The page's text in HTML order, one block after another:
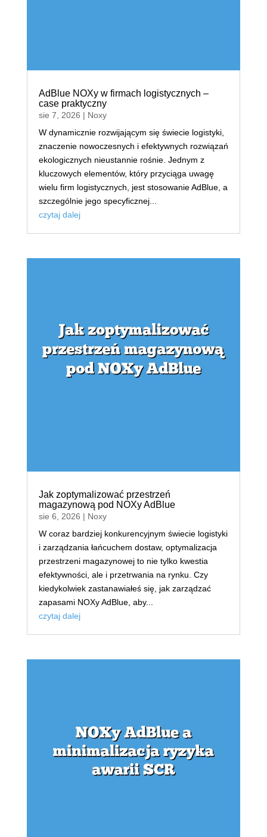
AdBlue NOXy w firmach logistycznych –
case praktyczny
sie 7, 2026 | Noxy
W dynamicznie rozwijającym się świecie logistyki,
znaczenie nowoczesnych i efektywnych rozwiązań
ekologicznych nieustannie rośnie. Jednym z
kluczowych elementów, który przyciąga uwagę
wielu firm logistycznych, jest stosowanie AdBlue, a
szczególnie jego specyficznej...
czytaj dalej
Jak zoptymalizować przestrzeń
magazynową pod NOXy AdBlue
sie 6, 2026 | Noxy
W coraz bardziej konkurencyjnym świecie logistyki
i zarządzania łańcuchem dostaw, optymalizacja
przestrzeni magazynowej to nie tylko kwestia
efektywności, ale i przetrwania na rynku. Czy
kiedykolwiek zastanawiałeś się, jak zarządzać
zapasami NOXy AdBlue, aby...
czytaj dalej